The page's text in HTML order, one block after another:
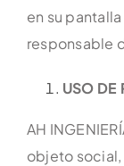
en su
responsable
USO DE
AH
objeto